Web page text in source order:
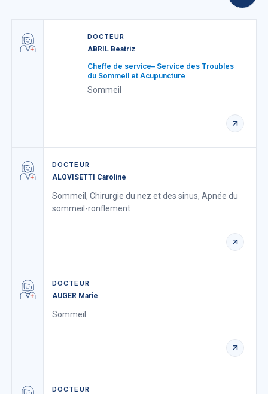
DOCTEUR
ABRIL Beatriz
Cheffe de service– Service des Troubles
du Sommeil et Acupuncture
Sommeil
DOCTEUR
ALOVISETTI Caroline
Sommeil, Chirurgie du nez et des sinus, Apnée du
sommeil-ronflement
DOCTEUR
AUGER Marie
Sommeil
DOCTEUR